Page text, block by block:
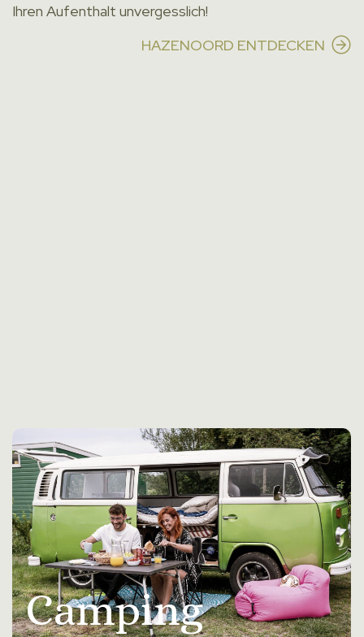
Ihren Aufenthalt unvergesslich!
HAZENOORD ENTDECKEN
Camping